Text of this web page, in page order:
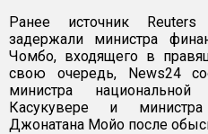
Ранее источник
задержали министра
Чомбо, входящего в
свою очередь, News24
министра национальной
Касукувере и
Джонатана Мойо после